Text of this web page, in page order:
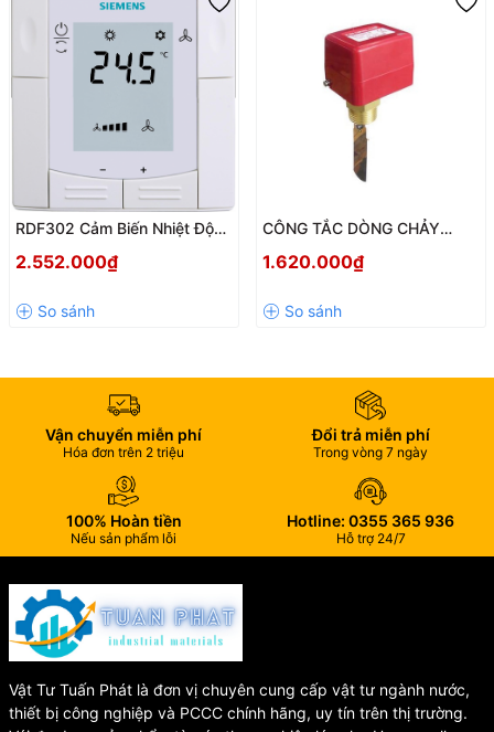
RDF302 Cảm Biến Nhiệt Độ
RDF302.BB – Giải Pháp Điều
Cho Hệ Thống FCU
2.552.000₫
CÔNG TẮC DÒNG CHẢY
ĐỘ BỀN CAO, ỨNG DỤNG
1.620.000₫
Vận chuyển miễn phí
Hóa đơn trên 2 triệu
Đổi trả miễn phí
Trong vòng 7 ngày
100% Hoàn tiền
Nếu sản phẩm lỗi
Hotline: 0355 365 936
Hỗ trợ 24/7
Vật Tư Tuấn Phát là đơn vị chuyên cung cấp vật tư ngành nước,
thiết bị công nghiệp và PCCC chính hãng, uy tín trên thị trường.